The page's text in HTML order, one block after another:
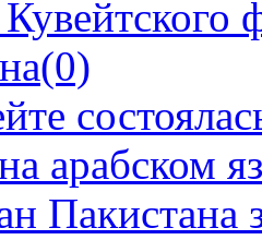
(0)
арабском
Пакистана